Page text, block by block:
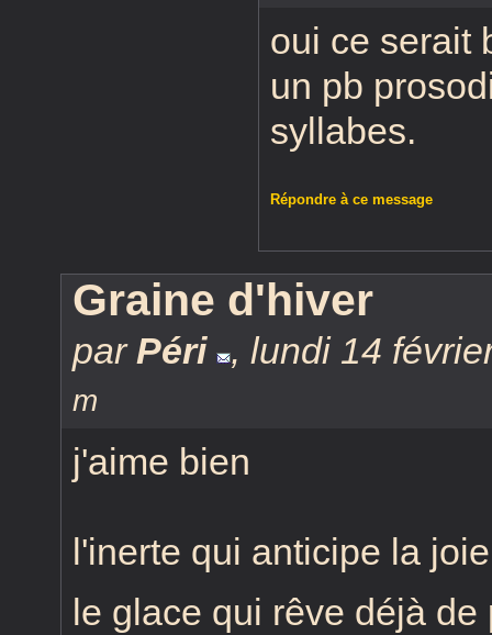
oui ce serait
un pb
syllabes.
Répondre à ce message
Graine d'hiver
par Péri , lundi 14
m
j'aime bien
l'inerte qui anticipe la joie
le glace qui rêve déjà de